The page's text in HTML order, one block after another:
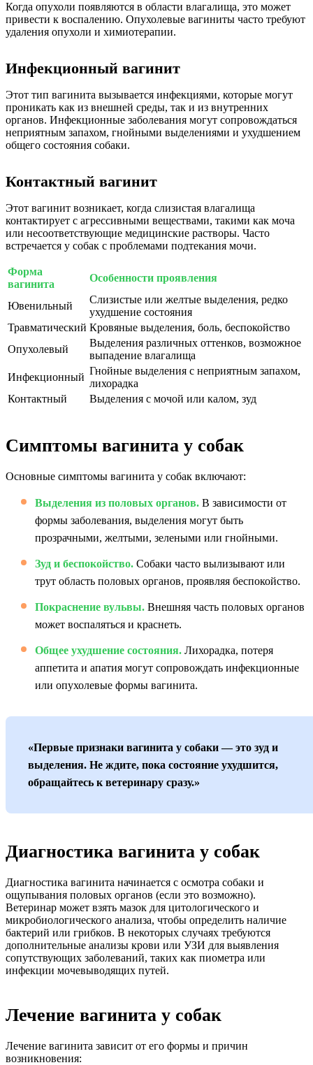
Когда опухоли появляются в области влагалища, это может
привести к воспалению. Опухолевые вагиниты часто требуют
удаления опухоли и химиотерапии.
Инфекционный вагинит
Этот тип вагинита вызывается инфекциями, которые могут
проникать как из внешней среды, так и из внутренних
органов. Инфекционные заболевания могут сопровождаться
неприятным запахом, гнойными выделениями и ухудшением
общего состояния собаки.
Контактный вагинит
Этот вагинит возникает, когда слизистая влагалища
контактирует с агрессивными веществами, такими как моча
или несоответствующие медицинские растворы. Часто
встречается у собак с проблемами подтекания мочи.
Форма
вагинита
Особенности проявления
Ювенильный
Слизистые или желтые выделения, редко
ухудшение состояния
Травматический Кровяные выделения, боль, беспокойство
Опухолевый
Выделения различных оттенков, возможное
выпадение влагалища
Инфекционный
Гнойные выделения с неприятным запахом,
лихорадка
Контактный
Выделения с мочой или калом, зуд
Симптомы вагинита у собак
Основные симптомы вагинита у собак включают:
Выделения из половых органов. В зависимости от
формы заболевания, выделения могут быть
прозрачными, желтыми, зелеными или гнойными.
Зуд и беспокойство. Собаки часто вылизывают или
трут область половых органов, проявляя беспокойство.
Покраснение вульвы. Внешняя часть половых органов
может воспаляться и краснеть.
Общее ухудшение состояния. Лихорадка, потеря
аппетита и апатия могут сопровождать инфекционные
или опухолевые формы вагинита.
«Первые признаки вагинита у собаки — это зуд и
выделения. Не ждите, пока состояние ухудшится,
обращайтесь к ветеринару сразу.»
Диагностика вагинита у собак
Диагностика вагинита начинается с осмотра собаки и
ощупывания половых органов (если это возможно).
Ветеринар может взять мазок для цитологического и
микробиологического анализа, чтобы определить наличие
бактерий или грибков. В некоторых случаях требуются
дополнительные анализы крови или УЗИ для выявления
сопутствующих заболеваний, таких как пиометра или
инфекции мочевыводящих путей.
Лечение вагинита у собак
Лечение вагинита зависит от его формы и причин
возникновения: